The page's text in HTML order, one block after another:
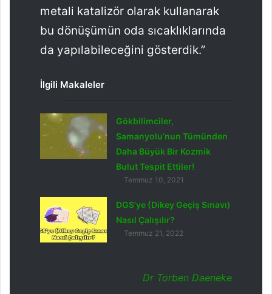
metali katalizör olarak kullanarak
bu dönüşümün oda sıcaklıklarında
da yapılabileceğini gösterdik.”
İlgili Makaleler
Gökbilimciler,
Samanyolu’nun Tümünden
Daha Büyük Bir Kozmik
Bulut Tespit Ettiler!
Temmuz 10, 2021
DGS’ye (Dikey Geçiş Sınavı)
Nasıl Çalışılır?
Temmuz 21, 2022
Dr Torben Daeneke